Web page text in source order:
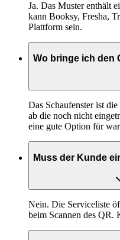
Ja. Das Muster enthält
kann Booksy, Fresha,
Plattform sein.
Wo bringe ich den
Das Schaufenster ist
ab die noch nicht
eine gute Option für
Muss der Kunde
Nein. Die Serviceliste
beim Scannen des QR.